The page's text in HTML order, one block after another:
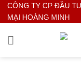
Bỏ
qua
CÔNG TY CP ĐẦU
MẠI HOÀNG MINH